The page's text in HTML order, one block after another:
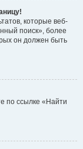
которые веб-
поиск», более
он должен быть
по ссылке «Найти